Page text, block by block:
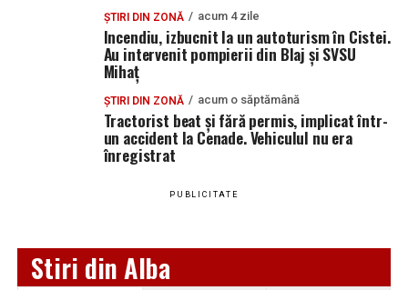
Peste 1,5 milioane de lei pentru aparatură medicală
la Spitalul Municipal Blaj. Ce echipamente vor fi
cumpărate
O nouă victorie pentru echipa din „Mica Romă”, în
meciurile de pregătire: CIL Blaj – Performanța Ighiu
5-3 (2-0)
ȘTIRI DIN ZONĂ acum 4 zile
Incendiu, izbucnit la un autoturism în Cistei.
Au intervenit pompierii din Blaj și SVSU
Mihaț
ȘTIRI DIN ZONĂ acum o săptămână
Tractorist beat și fără permis, implicat într-
un accident la Cenade. Vehiculul nu era
înregistrat
PUBLICITATE
Stiri din Alba